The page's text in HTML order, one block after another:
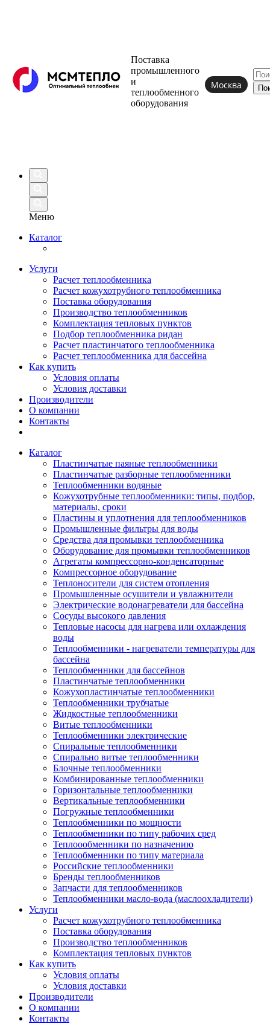
Поставка
промышленного
и
теплообменного
оборудования
Москва
Меню
Каталог
Услуги
Расчет теплообменника
Расчет кожухотрубного теплообменника
Поставка оборудования
Производство теплообменников
Комплектация тепловых пунктов
Подбор теплообменника ридан
Расчет пластинчатого теплообменника
Расчет теплообменника для бассейна
Как купить
Условия оплаты
Условия доставки
Производители
О компании
Контакты
Каталог
Пластинчатые паяные теплообменники
Пластинчатые разборные теплообменники
Теплообменники водяные
Кожухотрубные теплообменники: типы, подбор,
материалы, сроки
Пластины и уплотнения для теплообменников
Промышленные фильтры для воды
Средства для промывки теплообменника
Оборудование для промывки теплообменников
Агрегаты компрессорно-конденсаторные
Компрессорное оборудование
Теплоносители для систем отопления
Промышленные осушители и увлажнители
Электрические водонагреватели для бассейна
Сосуды высокого давления
Тепловые насосы для нагрева или охлаждения
воды
Теплообменники - нагреватели температуры для
бассейна
Теплообменники для бассейнов
Пластинчатые теплообменники
Кожухопластинчатые теплообменники
Теплообменники трубчатые
Жидкостные теплообменники
Витые теплообменники
Теплообменники электрические
Спиральные теплообменники
Спирально витые теплообменники
Блочные теплообменники
Комбинированные теплообменники
Горизонтальные теплообменники
Вертикальные теплообменники
Погружные теплообменники
Теплообменники по мощности
Теплообменники по типу рабочих сред
Теплоообменники по назначению
Теплообменники по типу материала
Российские теплообменники
Бренды теплообменников
Запчасти для теплообменников
Теплообменники масло-вода (маслоохладители)
Услуги
Расчет кожухотрубного теплообменника
Поставка оборудования
Производство теплообменников
Комплектация тепловых пунктов
Как купить
Условия оплаты
Условия доставки
Производители
О компании
Контакты